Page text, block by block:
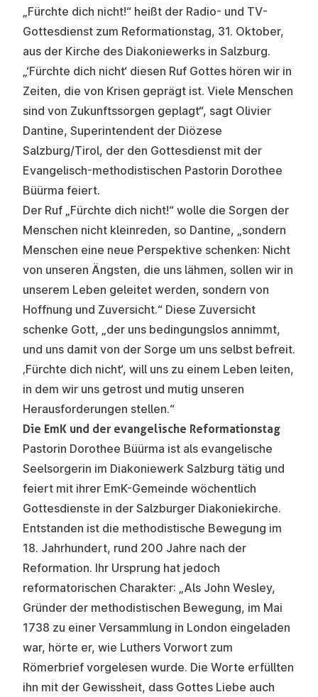
„Fürchte dich nicht!“ heißt der Radio- und TV-
Gottesdienst zum Reformationstag, 31. Oktober,
aus der Kirche des Diakoniewerks in Salzburg.
„‘Fürchte dich nicht‘ diesen Ruf Gottes hören wir in
Zeiten, die von Krisen geprägt ist. Viele Menschen
sind von Zukunftssorgen geplagt“, sagt Olivier
Dantine, Superintendent der Diözese
Salzburg/Tirol, der den Gottesdienst mit der
Evangelisch-methodistischen Pastorin Dorothee
Büürma feiert.
Der Ruf „Fürchte dich nicht!“ wolle die Sorgen der
Menschen nicht kleinreden, so Dantine, „sondern
Menschen eine neue Perspektive schenken: Nicht
von unseren Ängsten, die uns lähmen, sollen wir in
unserem Leben geleitet werden, sondern von
Hoffnung und Zuversicht.“ Diese Zuversicht
schenke Gott, „der uns bedingungslos annimmt,
und uns damit von der Sorge um uns selbst befreit.
‚Fürchte dich nicht‘, will uns zu einem Leben leiten,
in dem wir uns getrost und mutig unseren
Herausforderungen stellen.“
Die EmK und der evangelische Reformationstag
Pastorin Dorothee Büürma ist als evangelische
Seelsorgerin im Diakoniewerk Salzburg tätig und
feiert mit ihrer EmK-Gemeinde wöchentlich
Gottesdienste in der Salzburger Diakoniekirche.
Entstanden ist die methodistische Bewegung im
18. Jahrhundert, rund 200 Jahre nach der
Reformation. Ihr Ursprung hat jedoch
reformatorischen Charakter: „Als John Wesley,
Gründer der methodistischen Bewegung, im Mai
1738 zu einer Versammlung in London eingeladen
war, hörte er, wie Luthers Vorwort zum
Römerbrief vorgelesen wurde. Die Worte erfüllten
ihn mit der Gewissheit, dass Gottes Liebe auch